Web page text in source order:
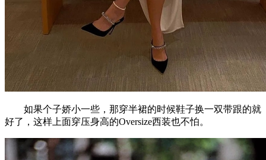
如果个子娇小一些，那穿半裙的时候鞋子换一双带跟的就
好了，这样上面穿压身高的Oversize西装也不怕。